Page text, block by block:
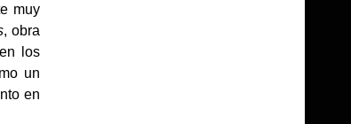
muy
, obra
los
un
en